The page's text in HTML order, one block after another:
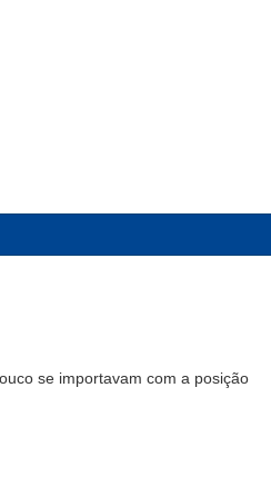
se importavam com a posição